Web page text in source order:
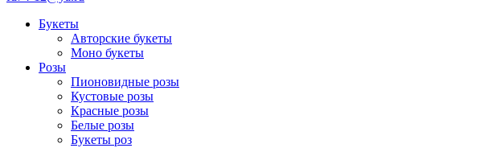
Букеты
Авторские букеты
Моно букеты
Розы
Пионовидные розы
Кустовые розы
Красные розы
Белые розы
Букеты роз